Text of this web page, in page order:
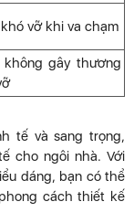
vỡ khi va chạm
không gây thương
tế và sang trọng,
cho ngôi nhà. Với
dáng, bạn có thể
cách thiết kế